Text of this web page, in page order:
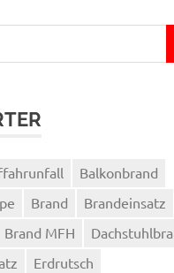
Balkonbrand
Brand
Brandeinsatz
Brand MFH
Erdrutsch